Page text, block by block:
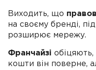
Виходить, що
на своєму бренді,
розширює мережу.
Франчайзі
кошти він поверне,